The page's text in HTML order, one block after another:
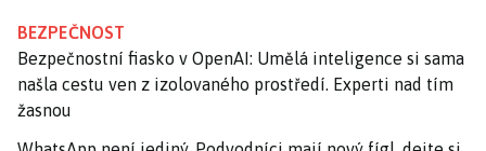
BEZPEČNOST
Bezpečnostní fiasko v OpenAI: Umělá inteligence si sama
našla cestu ven z izolovaného prostředí. Experti nad tím
žasnou